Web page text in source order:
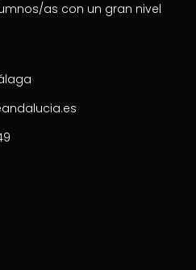
as con un gran nivel